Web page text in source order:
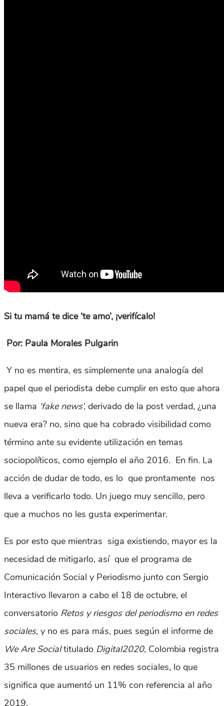
Si tu mamá te dice ‘te amo’, ¡verifícalo!
Por: Paula Morales Pulgarin
Y no es mentira, es simplemente una analogía del
papel que el periodista debe cumplir en esto que ahora
se llama ‘fake news’, derivado de la post verdad, ¿una
nueva era? no, sino que ha cobrado visibilidad como
término ante su evidente utilización en temas
sociopolíticos, como ejemplo el año 2016. En fin. La
acción de dudar de todo, es lo que prontamente nos
lleva a verificarlo todo. Un juego muy sencillo, pero
que a muchos no les gusta experimentar.
Es por esto que mientras siga existiendo, mayor es la
necesidad de mitigarlo, así que el programa de
Comunicación Social y Periodismo junto con Sergio
Interactivo llevaron a cabo el 18 de octubre, el
conversatorio Retos y riesgos del periodismo en redes
sociales, y no es para más, pues según el informe de
We Are Socialtitulado Digital2020, Colombia registra
35 millones de usuarios en redes sociales, lo que
significa que aumentó un 11% con referencia al año
2019.